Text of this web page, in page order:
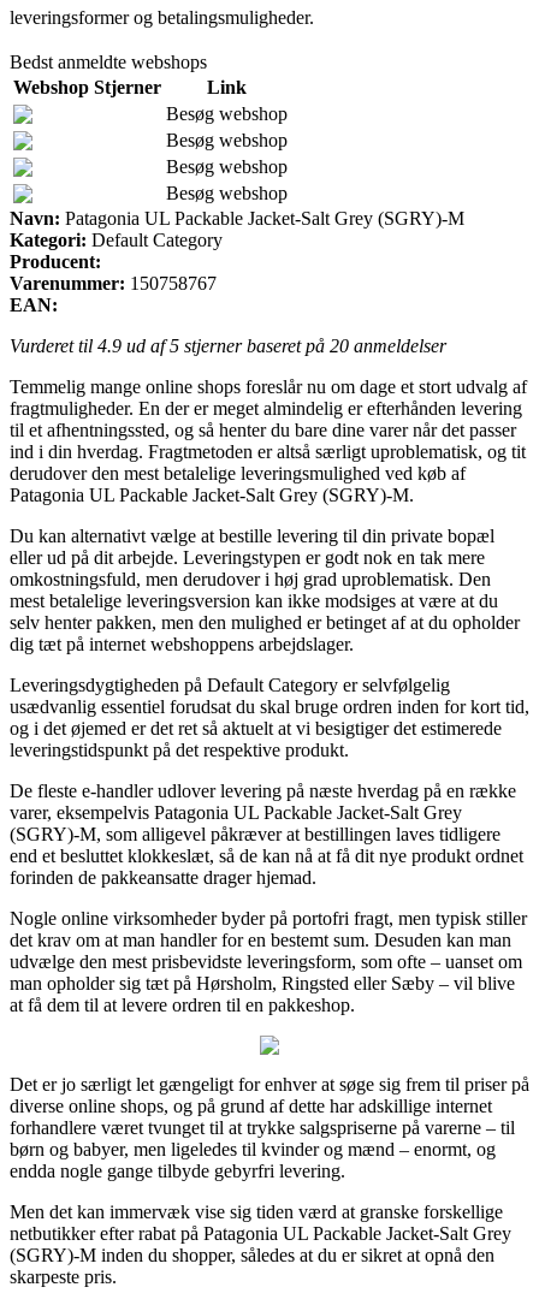
leveringsformer og betalingsmuligheder.
Bedst anmeldte webshops
Webshop Stjerner
Link
Besøg webshop
Besøg webshop
Besøg webshop
Besøg webshop
Navn: Patagonia UL Packable Jacket-Salt Grey (SGRY)-M
Kategori: Default Category
Producent:
Varenummer: 150758767
EAN:
Vurderet til 4.9 ud af 5 stjerner baseret på 20 anmeldelser
Temmelig mange online shops foreslår nu om dage et stort udvalg af
fragtmuligheder. En der er meget almindelig er efterhånden levering
til et afhentningssted, og så henter du bare dine varer når det passer
ind i din hverdag. Fragtmetoden er altså særligt uproblematisk, og tit
derudover den mest betalelige leveringsmulighed ved køb af
Patagonia UL Packable Jacket-Salt Grey (SGRY)-M.
Du kan alternativt vælge at bestille levering til din private bopæl
eller ud på dit arbejde. Leveringstypen er godt nok en tak mere
omkostningsfuld, men derudover i høj grad uproblematisk. Den
mest betalelige leveringsversion kan ikke modsiges at være at du
selv henter pakken, men den mulighed er betinget af at du opholder
dig tæt på internet webshoppens arbejdslager.
Leveringsdygtigheden på Default Category er selvfølgelig
usædvanlig essentiel forudsat du skal bruge ordren inden for kort tid,
og i det øjemed er det ret så aktuelt at vi besigtiger det estimerede
leveringstidspunkt på det respektive produkt.
De fleste e-handler udlover levering på næste hverdag på en række
varer, eksempelvis Patagonia UL Packable Jacket-Salt Grey
(SGRY)-M, som alligevel påkræver at bestillingen laves tidligere
end et besluttet klokkeslæt, så de kan nå at få dit nye produkt ordnet
forinden de pakkeansatte drager hjemad.
Nogle online virksomheder byder på portofri fragt, men typisk stiller
det krav om at man handler for en bestemt sum. Desuden kan man
udvælge den mest prisbevidste leveringsform, som ofte – uanset om
man opholder sig tæt på Hørsholm, Ringsted eller Sæby – vil blive
at få dem til at levere ordren til en pakkeshop.
Det er jo særligt let gængeligt for enhver at søge sig frem til priser på
diverse online shops, og på grund af dette har adskillige internet
forhandlere været tvunget til at trykke salgspriserne på varerne – til
børn og babyer, men ligeledes til kvinder og mænd – enormt, og
endda nogle gange tilbyde gebyrfri levering.
Men det kan immervæk vise sig tiden værd at granske forskellige
netbutikker efter rabat på Patagonia UL Packable Jacket-Salt Grey
(SGRY)-M inden du shopper, således at du er sikret at opnå den
skarpeste pris.